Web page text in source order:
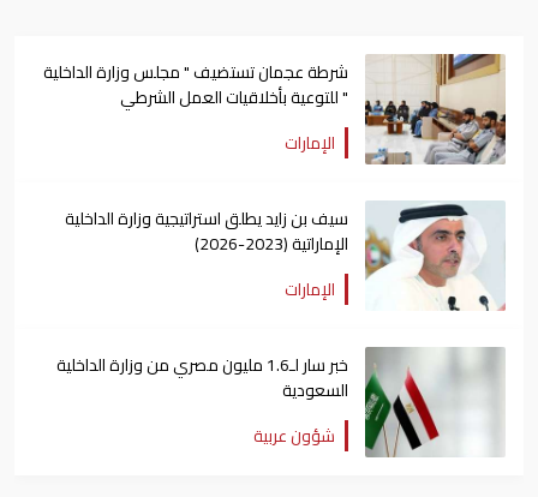
شرطة عجمان تستضيف " مجلس وزارة الداخلية
" للتوعية بأخلاقيات العمل الشرطي
الإمارات
سيف بن زايد يطلق استراتيجية وزارة الداخلية
الإماراتية (2023-2026)
الإمارات
خبر سار لـ1.6 مليون مصري من وزارة الداخلية
السعودية
شؤون عربية